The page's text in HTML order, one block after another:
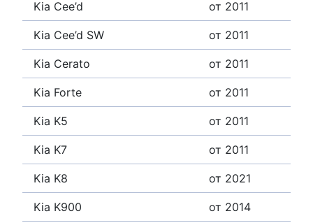
Kia Cee’d от 2011
Kia Cee’d SW от 2011
Kia Cerato от 2011
Kia Forte от 2011
Kia K5 от 2011
Kia K7 от 2011
Kia K8 от 2021
Kia K900 от 2014